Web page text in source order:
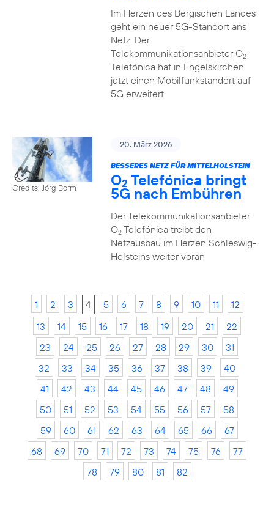
Im Herzen des Bergischen Landes
geht ein neuer 5G-Standort ans
Netz: Der
Telekommunikationsanbieter O2
Telefónica hat in Engelskirchen
jetzt einen Mobilfunkstandort auf
5G erweitert
Credits: Jörg Borm
20. März 2026
BESSERES NETZ FÜR MITTELHOLSTEIN
O2 Telefónica bringt
5G nach Embühren
Der Telekommunikationsanbieter
O2Telefónica treibt den
Netzausbau im Herzen Schleswig-
Holsteins weiter voran
1 2 3 4 5 6 7 8 9 10 11
12
13
14 15 16 17 18 19 20 21
22
23
24 25 26 27 28 29 30
31
32
33 34 35 36 37 38 39
40
41
42 43 44 45 46 47 48
49
50
51 52 53 54 55 56 57
58
59
60 61 62 63 64 65 66
67
68
69 70 71 72 73 74 75 76
77
78
79 80 81 82